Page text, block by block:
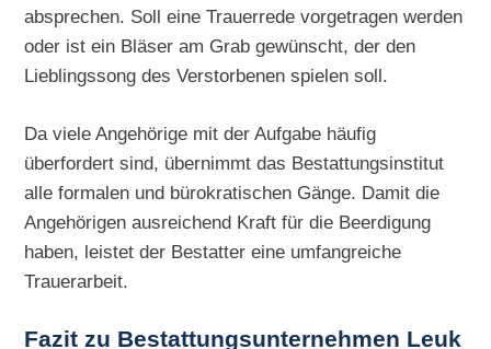
absprechen. Soll eine Trauerrede vorgetragen werden
oder ist ein Bläser am Grab gewünscht, der den
Lieblingssong des Verstorbenen spielen soll.
Da viele Angehörige mit der Aufgabe häufig
überfordert sind, übernimmt das Bestattungsinstitut
alle formalen und bürokratischen Gänge. Damit die
Angehörigen ausreichend Kraft für die Beerdigung
haben, leistet der Bestatter eine umfangreiche
Trauerarbeit.
Fazit zu Bestattungsunternehmen Leuk